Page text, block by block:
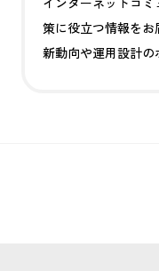
策に役立つ情報を
新動向や運用設計の